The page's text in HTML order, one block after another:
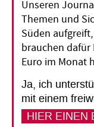
Gäbe es Noten
Unseren
Themen und
Süden
brauchen
Euro im Monat
Ja, ich
mit einem
HIER EINEN